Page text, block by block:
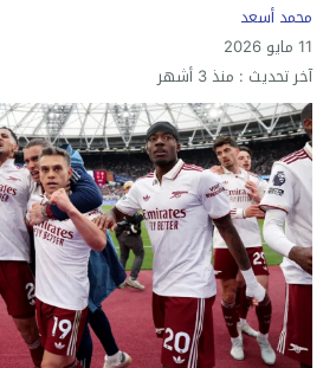
محمد أسعد
11 مايو 2026
آخر تحديث : منذ 3 أشهر